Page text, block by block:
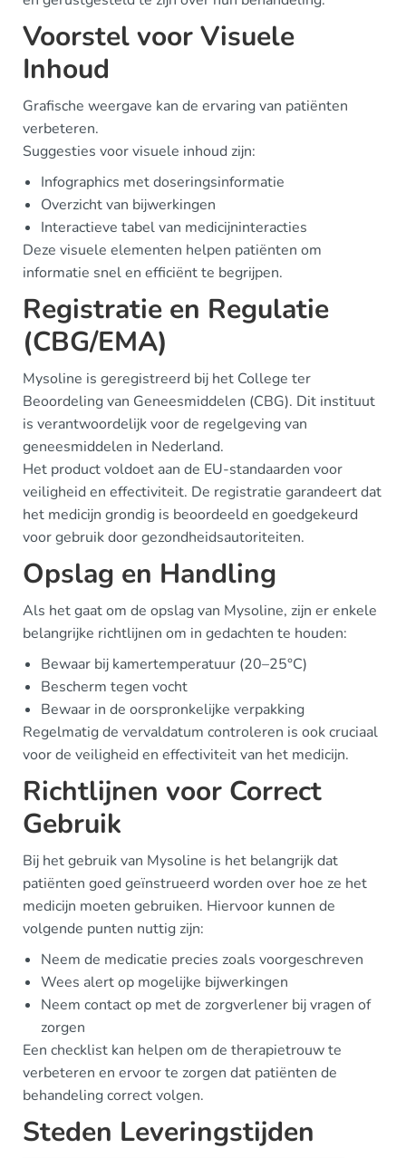
Voorstel voor Visuele
Inhoud
Grafische weergave kan de ervaring van patiënten
verbeteren.
Suggesties voor visuele inhoud zijn:
Infographics met doseringsinformatie
Overzicht van bijwerkingen
Interactieve tabel van medicijninteracties
Deze visuele elementen helpen patiënten om
informatie snel en efficiënt te begrijpen.
Registratie en Regulatie
(CBG/EMA)
Mysoline is geregistreerd bij het College ter
Beoordeling van Geneesmiddelen (CBG). Dit instituut
is verantwoordelijk voor de regelgeving van
geneesmiddelen in Nederland.
Het product voldoet aan de EU-standaarden voor
veiligheid en effectiviteit. De registratie garandeert dat
het medicijn grondig is beoordeeld en goedgekeurd
voor gebruik door gezondheidsautoriteiten.
Opslag en Handling
Als het gaat om de opslag van Mysoline, zijn er enkele
belangrijke richtlijnen om in gedachten te houden:
Bewaar bij kamertemperatuur (20–25°C)
Bescherm tegen vocht
Bewaar in de oorspronkelijke verpakking
Regelmatig de vervaldatum controleren is ook cruciaal
voor de veiligheid en effectiviteit van het medicijn.
Richtlijnen voor Correct
Gebruik
Bij het gebruik van Mysoline is het belangrijk dat
patiënten goed geïnstrueerd worden over hoe ze het
medicijn moeten gebruiken. Hiervoor kunnen de
volgende punten nuttig zijn:
Neem de medicatie precies zoals voorgeschreven
Wees alert op mogelijke bijwerkingen
Neem contact op met de zorgverlener bij vragen of
zorgen
Een checklist kan helpen om de therapietrouw te
verbeteren en ervoor te zorgen dat patiënten de
behandeling correct volgen.
Steden Leveringstijden